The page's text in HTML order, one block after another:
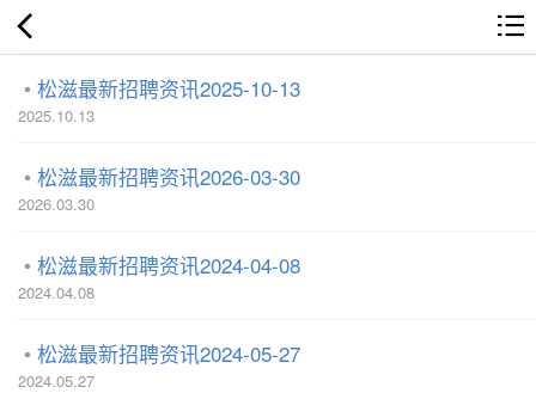
松滋最新招聘资讯2025-10-13
2025.10.13
松滋最新招聘资讯2026-03-30
2026.03.30
松滋最新招聘资讯2024-04-08
2024.04.08
松滋最新招聘资讯2024-05-27
2024.05.27